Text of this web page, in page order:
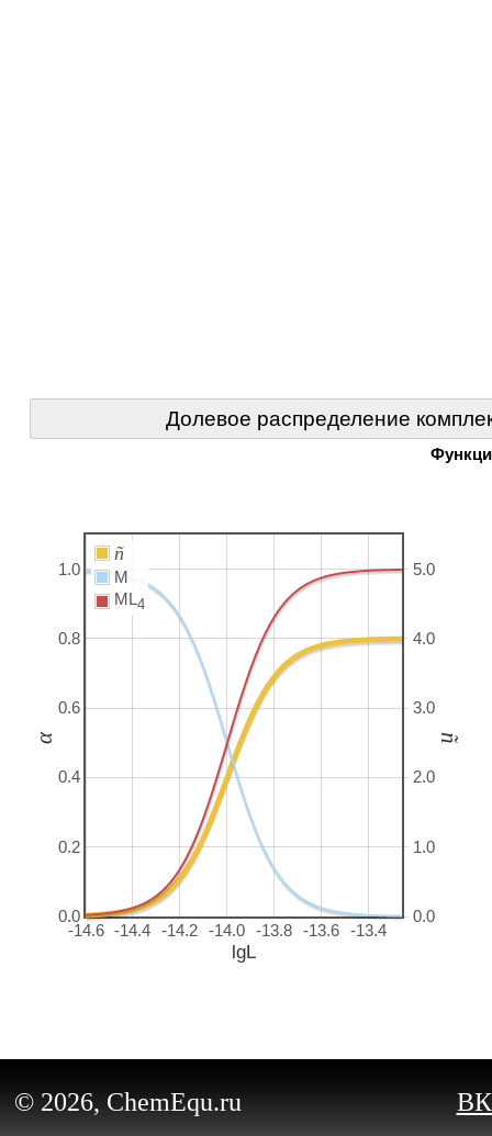
Долевое распределение
-14.6 -14.4 -14.2 -14.0 -13.8 -13.6 -13.4
0.0
0.2
0.4
0.6
0.8
1.0
0.0
1.0
2.0
3.0
4.0
5.0
ñ
M
ML4
lgL
α ñ
© 2026, ChemEqu.ru